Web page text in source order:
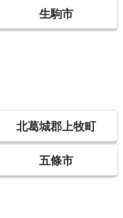
生駒市
北葛城郡上牧町
五條市